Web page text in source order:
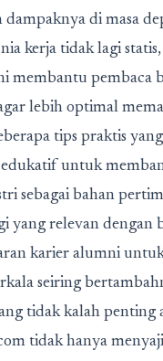
di masa
kerja tidak lagi
membantu pembaca
lebih optimal
tips praktis
untuk
sebagai bahan
yang relevan dengan
karier alumni
seiring
tidak kalah
tidak hanya